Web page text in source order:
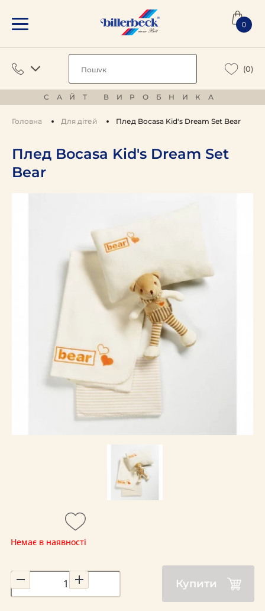
0
(0)
САЙТ ВИРОБНИКА
Головна Для дітей Плед Bocasa Kid's Dream Set Bear
Плед Bocasa Kid's Dream Set
Bear
Немає в наявності
Купити